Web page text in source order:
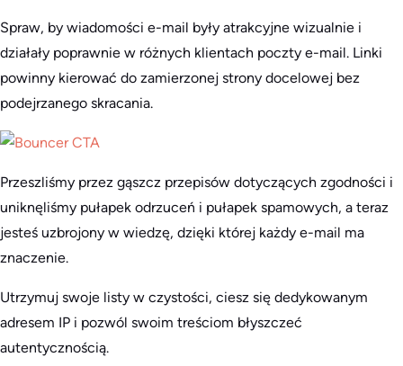
Spraw, by wiadomości e-mail były atrakcyjne wizualnie i
działały poprawnie w różnych klientach poczty e-mail. Linki
powinny kierować do zamierzonej strony docelowej bez
podejrzanego skracania.
Przeszliśmy przez gąszcz przepisów dotyczących zgodności i
uniknęliśmy pułapek odrzuceń i pułapek spamowych, a teraz
jesteś uzbrojony w wiedzę, dzięki której każdy e-mail ma
znaczenie.
Utrzymuj swoje listy w czystości, ciesz się dedykowanym
adresem IP i pozwól swoim treściom błyszczeć
autentycznością.